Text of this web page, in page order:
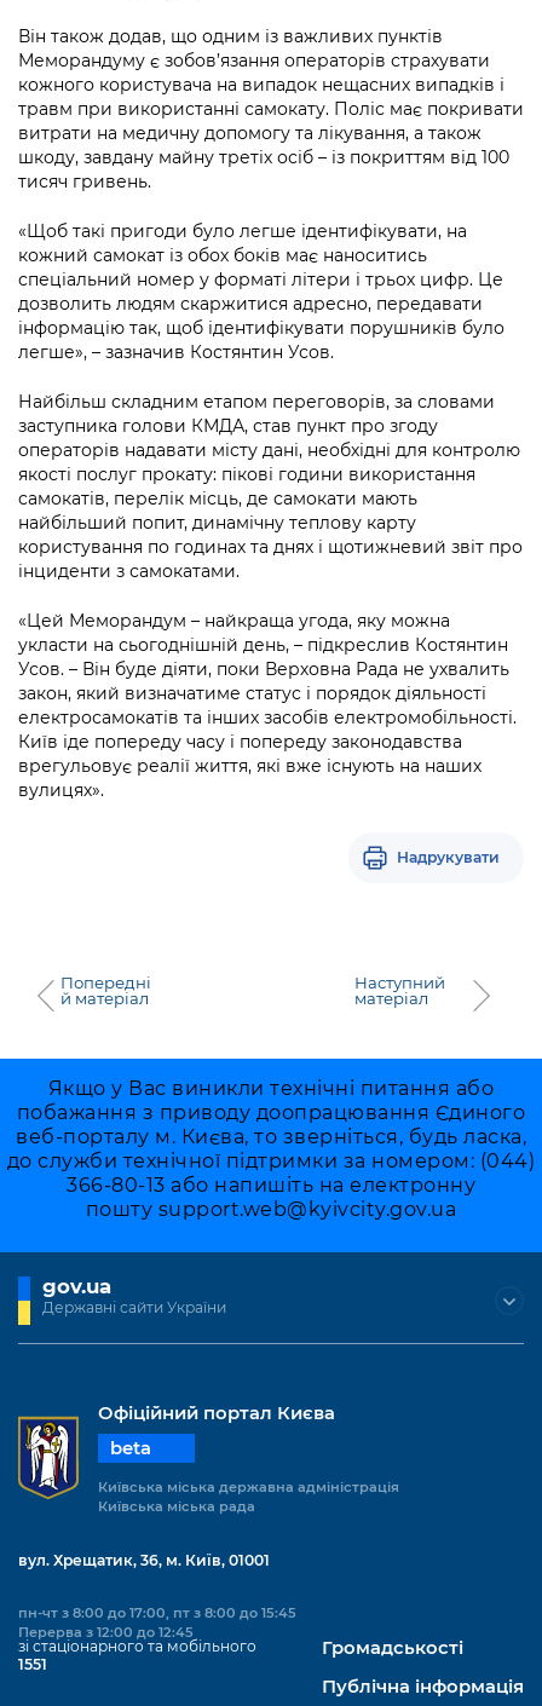
Він також додав, що одним із важливих пунктів
Меморандуму є зобов’язання операторів страхувати
кожного користувача на випадок нещасних випадків і
травм при використанні самокату. Поліс має покривати
витрати на медичну допомогу та лікування, а також
шкоду, завдану майну третіх осіб – із покриттям від 100
тисяч гривень.
«Щоб такі пригоди було легше ідентифікувати, на
кожний самокат із обох боків має наноситись
спеціальний номер у форматі літери і трьох цифр. Це
дозволить людям скаржитися адресно, передавати
інформацію так, щоб ідентифікувати порушників було
легше», – зазначив Костянтин Усов.
Найбільш складним етапом переговорів, за словами
заступника голови КМДА, став пункт про згоду
операторів надавати місту дані, необхідні для контролю
якості послуг прокату: пікові години використання
самокатів, перелік місць, де самокати мають
найбільший попит, динамічну теплову карту
користування по годинах та днях і щотижневий звіт про
інциденти з самокатами.
«Цей Меморандум – найкраща угода, яку можна
укласти на сьогоднішній день, – підкреслив Костянтин
Усов. – Він буде діяти, поки Верховна Рада не ухвалить
закон, який визначатиме статус і порядок діяльності
електросамокатів та інших засобів електромобільності.
Київ іде попереду часу і попереду законодавства
врегульовує реалії життя, які вже існують на наших
вулицях».
Надрукувати
Попередні
й матеріал
Наступний
матеріал
Якщо у Вас виникли технічні питання або
побажання з приводу доопрацювання Єдиного
веб-порталу м. Києва, то зверніться, будь ласка,
до служби технічної підтримки за номером: (044)
366-80-13 або напишіть на електронну
пошту support.web@kyivcity.gov.ua
gov.ua
Державні сайти України
Офіційний портал Києва
beta
Київська міська державна адміністрація
Київська міська рада
вул. Хрещатик, 36, м. Київ, 01001
пн-чт з 8:00 до 17:00, пт з 8:00 до 15:45
Перерва з 12:00 до 12:45
зі стаціонарного та мобільного
1551
Громадськості
Публічна інформація